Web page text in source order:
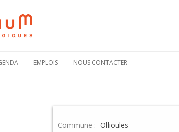
EMPLOIS
Demande de
NOUS CONTACTER
Nos contacts en
Commune : Ollioules